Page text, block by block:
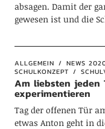
absagen. Damit der
gewesen ist und die
ALLGEMEIN
NEWS
SCHULKONZEPT
Am liebsten jeden
experimentieren
Tag der offenen Tür
etwas Anton geht in